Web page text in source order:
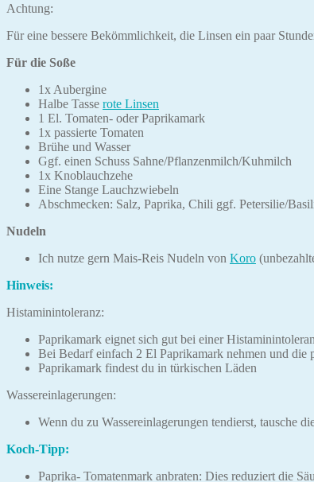
Achtung:
Für eine bessere Bekömmlichkeit, die Linsen ein paar
Für die Soße
1x Aubergine
Halbe Tasse rote Linsen
1 El. Tomaten- oder Paprikamark
1x passierte Tomaten
Brühe und Wasser
Ggf. einen Schuss Sahne/Pflanzenmilch/Kuhmilch
1x Knoblauchzehe
Eine Stange Lauchzwiebeln
Abschmecken: Salz, Paprika, Chili ggf. Petersilie/
Nudeln
Ich nutze gern Mais-Reis Nudeln von Koro
Hinweis:
Histaminintoleranz:
Paprikamark eignet sich gut bei einer
Bei Bedarf einfach 2 El Paprikamark nehmen und die
Paprikamark findest du in türkischen Läden
Wassereinlagerungen:
Wenn du zu Wassereinlagerungen tendierst, tausche
Koch-Tipp:
Paprika- Tomatenmark anbraten: Dies reduziert die